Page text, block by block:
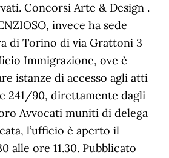
Concorsi Arte & Design .
invece ha sede
di Torino di via Grattoni 3
Immigrazione, ove è
istanze di accesso agli atti
241/90, direttamente dagli
Avvocati muniti di delega
l’ufficio è aperto il
alle ore 11.30. Pubblicato